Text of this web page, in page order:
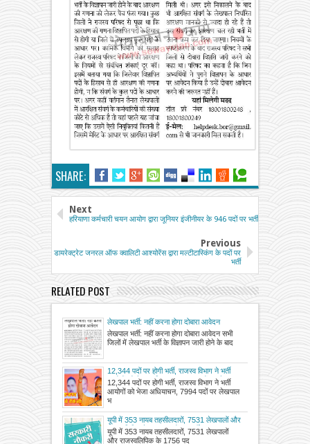
SHARE:
Next
हरियाणा कर्मचारी चयन आयोग द्वारा जूनियर इंजीनीयर के 946 पदों पर भर्ती
Previous
डायरेक्ट्रेट जनरल ऑफ क्वालिटी आश्योरेंस द्वारा मल्टीटास्किंग के पदों पर
भर्ती
RELATED POST
लेखपाल भर्ती: नहीं करना होगा दोबारा आवेदन
लेखपाल भर्ती: नहीं करना होगा दोबारा आवेदन सभी
जिलों में लेखपाल भर्ती के विज्ञापन जारी होने के बाद
12,344 पदों पर होगी भर्ती, राजस्व विभाग ने भर्ती
आयोगों को भेजा अधियाचन, 7994 पदों पर लेखपाल
भर्ती
12,344 पदों पर होगी भर्ती, राजस्व विभाग ने भर्ती
आयोगों को भेजा अधियाचन, 7994 पदों पर लेखपाल
भ
यूपी में 353 नायब तहसीलदारों, 7531 लेखपालों और
राजस्वलिपिक के 1756 पदों पर भर्ती जल्द
यूपी में 353 नायब तहसीलदारों, 7531 लेखपालों
और राजस्वलिपिक के 1756 पद